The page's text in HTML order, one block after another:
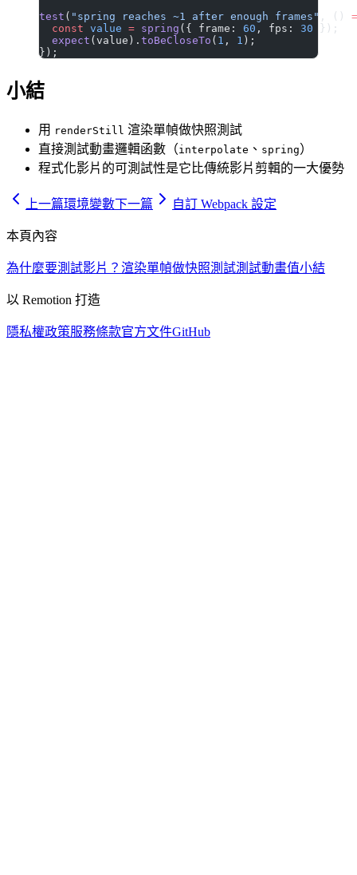
test ( "spring reaches ~1 after enough frames" , ()
  const
value = spring ({ frame: 60 , fps: 30 });
  expect
(value). toBeCloseTo ( 1 , 1 );
});
小結
用 renderStill 渲染單幀做快照測試
直接測試動畫邏輯函數（interpolate 、 spring）
程式化影片的可測試性是它比傳統影片剪輯的一大優勢
上一篇環境變數下一篇 自訂 Webpack 設定
本頁內容
為什麼要測試影片？ 渲染單幀做快照測試測試動畫值小結
以 Remotion 打造
隱私權政策服務條款官方文件GitHub